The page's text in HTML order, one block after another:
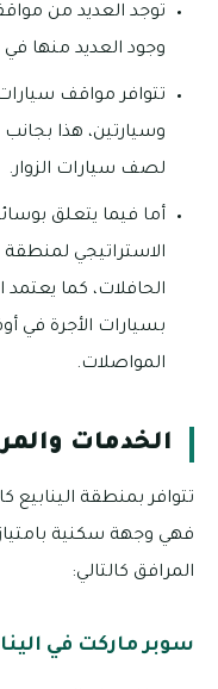
توجد العديد من
وجود العديد منها
تتوافر مواقف
وسيارتين، هذا
لصف سيارات الزوار.
أما فيما يتعلق
الاستراتيجي لمنطقة
الحافلات، كما
بسيارات الأجرة في
المواصلات.
الخدمات
تتوافر بمنطقة الينابيع
فهي وجهة سكنية
المرافق كالتالي:
سوبر ماركت في